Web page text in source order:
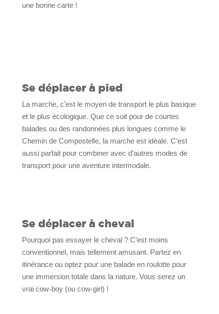
une bonne carte !
Se déplacer à pied
La marche, c’est le moyen de transport le plus basique
et le plus écologique. Que ce soit pour de courtes
balades ou des randonnées plus longues comme le
Chemin de Compostelle, la marche est idéale. C’est
aussi parfait pour combiner avec d’autres modes de
transport pour une aventure intermodale.
Se déplacer à cheval
Pourquoi pas essayer le cheval ? C’est moins
conventionnel, mais tellement amusant. Partez en
itinérance ou optez pour une balade en roulotte pour
une immersion totale dans la nature. Vous serez un
vrai cow-boy (ou cow-girl) !